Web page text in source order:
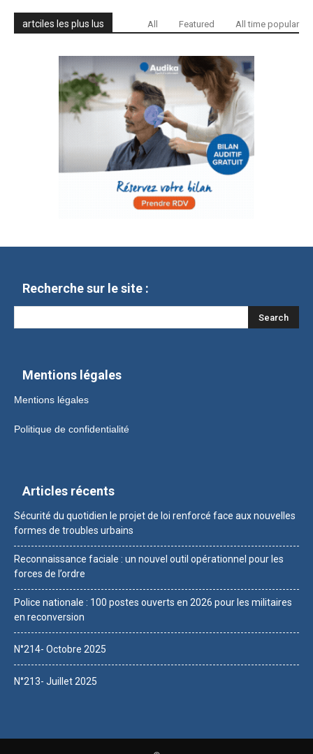
artciles les plus lus All Featured All time popular
Recherche sur le site :
Mentions légales
Mentions légales
Politique de confidentialité
Articles récents
Sécurité du quotidien le projet de loi renforcé face aux nouvelles
formes de troubles urbains
Reconnaissance faciale : un nouvel outil opérationnel pour les
forces de l’ordre
Police nationale : 100 postes ouverts en 2026 pour les militaires
en reconversion
N°214- Octobre 2025
N°213- Juillet 2025